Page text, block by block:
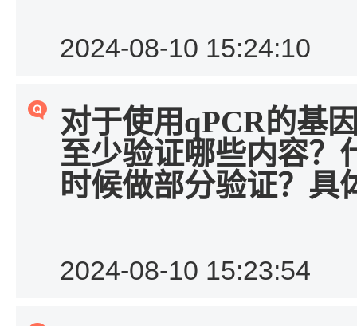
2024-08-10 15:24:10
对于使用qPCR的基
至少验证哪些内容？
时候做部分验证？ 具
2024-08-10 15:23:54